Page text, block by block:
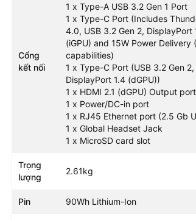
Cổng
kết nối
1 x Type-A USB 3.2 Gen 1 Port
1 x Type-C Port (Includes
4.0, USB 3.2 Gen 2, DisplayPort
(iGPU) and 15W Power Delivery
capabilities)
1 x Type-C Port (USB 3.2 Gen 2,
DisplayPort 1.4 (dGPU))
1 x HDMI 2.1 (dGPU) Output port
1 x Power/DC-in port
1 x RJ45 Ethernet port (2.5 Gb
1 x Global Headset Jack
1 x MicroSD card slot
Trọng
lượng
2.61kg
Pin 90Wh Lithium-Ion